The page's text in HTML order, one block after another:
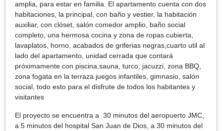
amplia, para estar en familia. El apartamento cuenta con dos
habitaciones, la principal, con baño y vestier, la habitación
auxiliar, con clóset, salón comedor amplio, baño social
completo, una hermosa cocina y zona de ropas cubierta,
lavaplatos, horno, acabados de griferias negras,cuarto util al
lado del apartamento, unidad cerrada que contará
próximamente con piscina,sauna, turco, jacuzzi, zona BBQ,
zona fogata en la terraza juegos infantiles, gimnasio, salón
social, todo esto para el disfrute de todos los habitantes y
visitantes
El proyecto se encuentra a 30 minutos del aeropuerto JMC,
a 5 minutos del hospital San Juan de Dios, a 30 minutos del